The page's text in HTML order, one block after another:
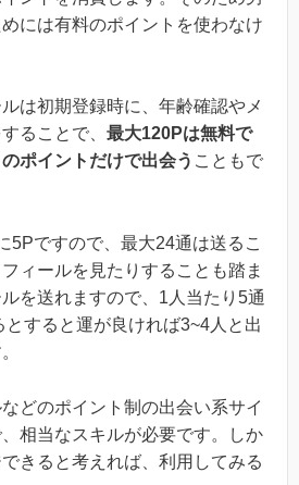
には有料のポイントを使わなけ
は初期登録時に、年齢確認やメ
ることで、 最大120Pは無料で
ポイントだけで出会う こともで
5Pですので、最大24通は送るこ
ィールを見たりすることも踏ま
を送れますので、1人当たり5通
すると運が良ければ3~4人と出
どのポイント制の出会い系サイ
相当なスキルが必要です。しか
きると考えれば、利用してみる